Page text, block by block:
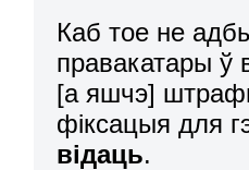
Каб тое не
правакатары ў
[а яшчэ]
фіксацыя для
відаць.